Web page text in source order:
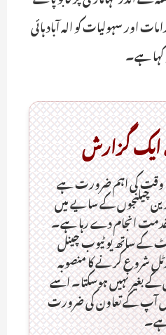
اور سہولیات کو الہ آباد ہائی
ہے۔
ایک گزارش
وقت کی اہم ضرورت ہےـ
چیلنجوں کے سایے میں
انجام دے رہا ہے۔
کے ساتھ یو ٹیوب چینل
شروع کرنے کا منصوبہ
بغیر نہیں ہوسکتا۔ اسے
آپ کے تعاون کی ضرورت